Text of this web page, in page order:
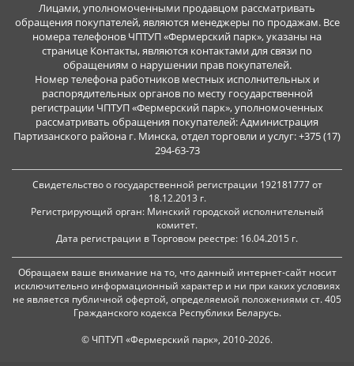
Лицами, уполномоченными продавцом рассматривать
обращения покупателей, являются менеджеры по продажам. Все
номера телефонов ЧПТУП «Фермерский парк», указаны на
странице Контакты, являются контактами для связи по
обращениям о нарушении прав покупателей.
Номер телефона работников местных исполнительных и
распорядительных органов по месту государственной
регистрации ЧПТУП «Фермерский парк», уполномоченных
рассматривать обращения покупателей: Администрация
Партизанского района г. Минска, отдел торговли и услуг: +375 (17)
294-63-73
Свидетельство о государственной регистрации 192181777 от
18.12.2013 г.
Регистрирующий орган: Минский городской исполнительный
комитет.
Дата регистрации в Торговом реестре: 16.04.2015 г.
Обращаем ваше внимание на то, что данный интернет-сайт носит
исключительно информационный характер и ни при каких условиях
не является публичной офертой, определяемой положениями ст. 405
Гражданского кодекса Республики Беларусь.
© ЧПТУП «Фермерский парк», 2010-2026.